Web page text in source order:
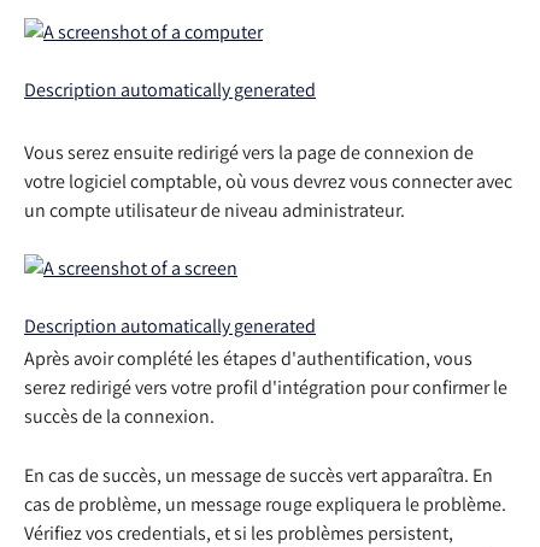
Vous serez ensuite redirigé vers la page de connexion de
votre logiciel comptable, où vous devrez vous connecter avec
un compte utilisateur de niveau administrateur.
Après avoir complété les étapes d'authentification, vous
serez redirigé vers votre profil d'intégration pour confirmer le
succès de la connexion.
En cas de succès, un message de succès vert apparaîtra. En
cas de problème, un message rouge expliquera le problème.
Vérifiez vos credentials, et si les problèmes persistent,